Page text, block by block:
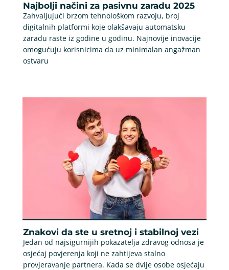
Najbolji načini za pasivnu zaradu 2025
Zahvaljujući brzom tehnološkom razvoju, broj
digitalnih platformi koje olakšavaju automatsku
zaradu raste iz godine u godinu. Najnovije inovacije
omogućuju korisnicima da uz minimalan angažman
ostvaru
Znakovi da ste u sretnoj i stabilnoj vezi
Jedan od najsigurnijih pokazatelja zdravog odnosa je
osjećaj povjerenja koji ne zahtijeva stalno
provjeravanje partnera. Kada se dvije osobe osjećaju